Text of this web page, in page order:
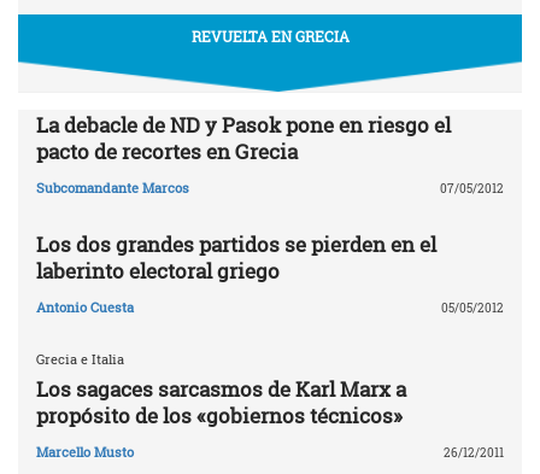
REVUELTA EN GRECIA
La debacle de ND y Pasok pone en riesgo el
pacto de recortes en Grecia
Subcomandante Marcos 07/05/2012
Los dos grandes partidos se pierden en el
laberinto electoral griego
Antonio Cuesta 05/05/2012
Grecia e Italia
Los sagaces sarcasmos de Karl Marx a
propósito de los «gobiernos técnicos»
Marcello Musto 26/12/2011